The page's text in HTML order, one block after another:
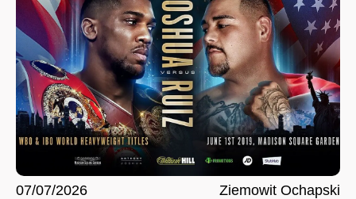
07/07/2026 Ziemowit Ochapski